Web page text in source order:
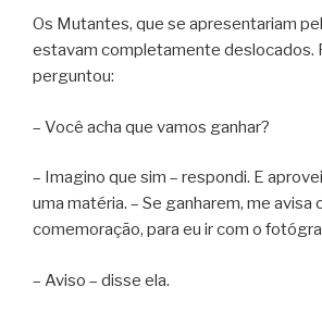
Os Mutantes, que se apresentariam
estavam completamente deslocados.
perguntou:
– Você acha que vamos ganhar?
– Imagino que sim – respondi. E
uma matéria. – Se ganharem, me avisa
comemoração, para eu ir com o
– Aviso – disse ela.